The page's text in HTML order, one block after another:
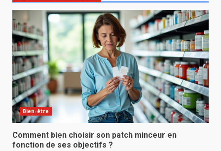
Bien-être
Comment bien choisir son patch minceur en
fonction de ses objectifs ?